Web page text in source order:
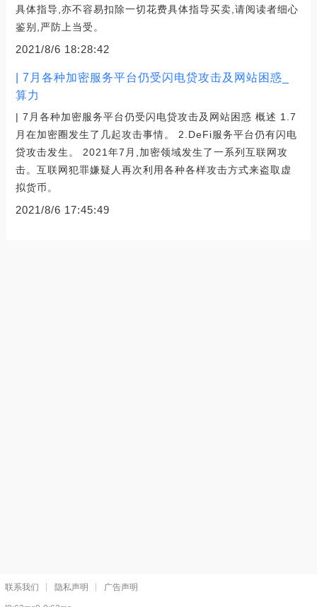
具体指导,亦不容易扣除一切花费具体指导买卖,请阅读者细心
鉴别,严防上当受。
2021/8/6 18:28:42
| 7月各种加密服务平台仍受闪电贷攻击及网站困惑_
算力
| 7月各种加密服务平台仍受闪电贷攻击及网站困惑 概述 1.7
月在加密圈发生了几起攻击事情。 2.DeFi服务平台仍有闪电
贷攻击发生。 2021年7月,加密领域发生了一系列互联网攻
击。互联网犯罪嫌疑人再次利用各种各样攻击方式来盗取虚
拟货币。
2021/8/6 17:45:49
联系我们 隐私声明 广告声明